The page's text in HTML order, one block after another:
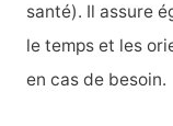
:
santé). Il assure
le temps et les
en cas de besoin.